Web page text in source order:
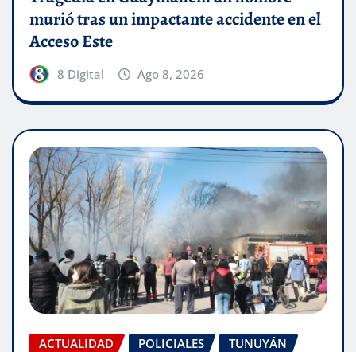
murió tras un impactante accidente en el
Acceso Este
8 Digital Ago 8, 2026
ACTUALIDAD POLICIALES
TUNUYÁN